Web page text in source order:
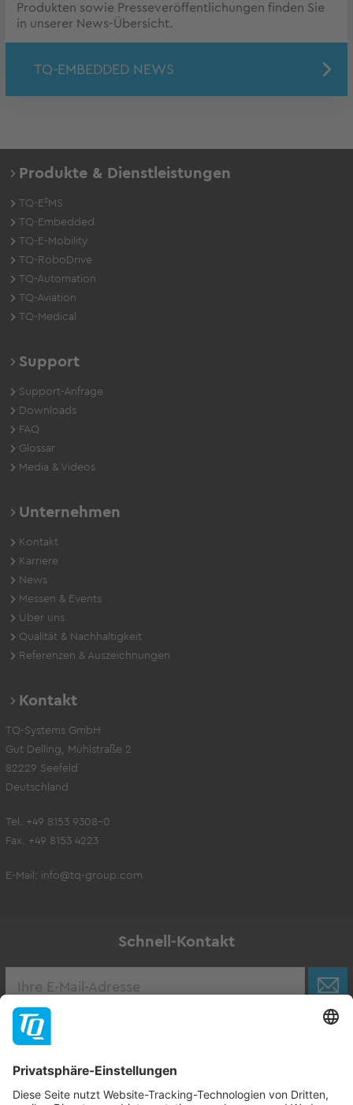
Produkten sowie Presseveröffentlichungen finden Sie
in unserer News-Übersicht.
TQ-EMBEDDED NEWS
Produkte & Dienstleistungen
TQ-E²MS
TQ-Embedded
TQ-E-Mobility
TQ-RoboDrive
TQ-Automation
TQ-Aviation
TQ-Medical
Support
Support-Anfrage
Downloads
FAQ
Glossar
Media & Videos
Unternehmen
Kontakt
Karriere
News
Messen & Events
Über uns
Qualität & Nachhaltigkeit
Referenzen & Auszeichnungen
Kontakt
TQ-Systems GmbH
Gut Delling, Mühlstraße 2
82229 Seefeld
Deutschland
Tel. +49 8153 9308-0
Fax. +49 8153 4223
E-Mail: info@tq-group.com
Schnell-Kontakt